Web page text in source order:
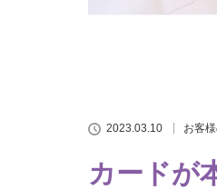
2023.03.10 お客
カードが